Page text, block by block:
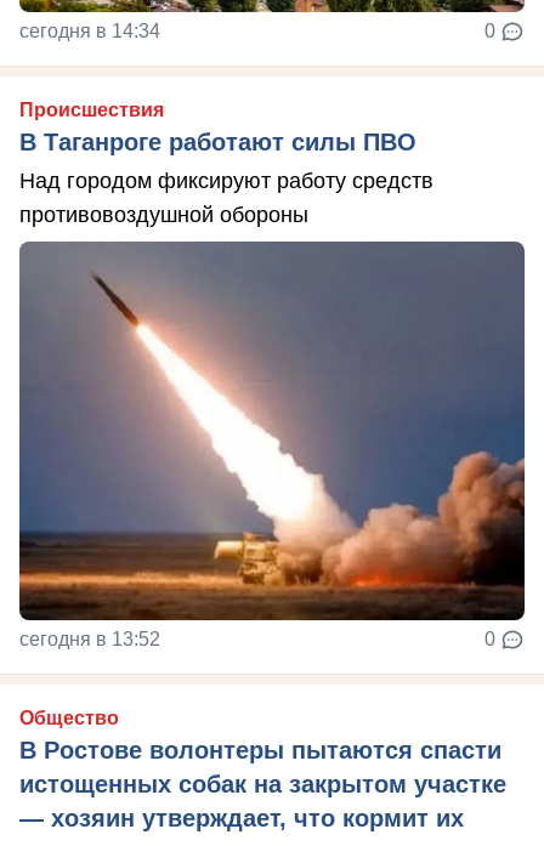
сегодня в 14:34 0
Происшествия
В Таганроге работают силы ПВО
Над городом фиксируют работу средств
противовоздушной обороны
сегодня в 13:52 0
Общество
В Ростове волонтеры пытаются спасти
истощенных собак на закрытом участке
— хозяин утверждает, что кормит их